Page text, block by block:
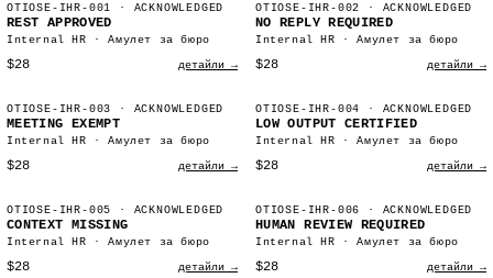
OTIOSE-IHR-001 · ACKNOWLEDGED
REST APPROVED
Internal HR · Амулет за бюро
$28 детайли →
OTIOSE-IHR-002 · ACKNOWLEDGED
NO REPLY REQUIRED
Internal HR · Амулет за бюро
$28 детайли →
OTIOSE-IHR-003 · ACKNOWLEDGED
MEETING EXEMPT
Internal HR · Амулет за бюро
$28 детайли →
OTIOSE-IHR-004 · ACKNOWLEDGED
LOW OUTPUT CERTIFIED
Internal HR · Амулет за бюро
$28 детайли →
OTIOSE-IHR-005 · ACKNOWLEDGED
CONTEXT MISSING
Internal HR · Амулет за бюро
$28 детайли →
OTIOSE-IHR-006 · ACKNOWLEDGED
HUMAN REVIEW REQUIRED
Internal HR · Амулет за бюро
$28 детайли →